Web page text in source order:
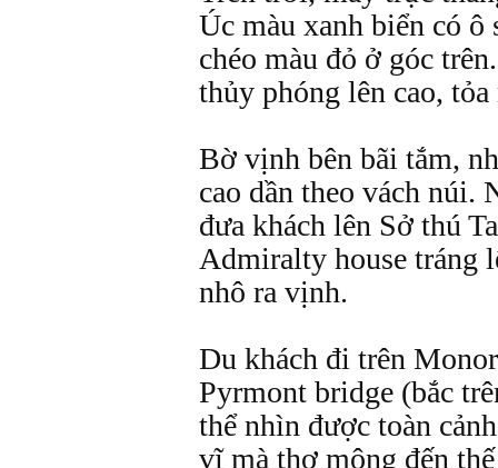
Úc màu xanh biển có ô
chéo màu đỏ ở góc
thủy phóng lên cao,
Bờ vịnh bên bãi tắm,
cao dần theo vách núi.
đưa khách lên Sở thú
Admiralty house tráng
nhô ra vịnh.
Du khách đi trên
Pyrmont bridge (bắc
thể nhìn được toàn
vĩ mà thơ mộng đến